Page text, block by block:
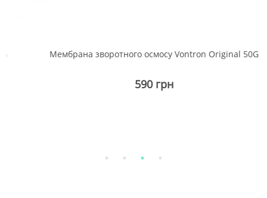
Мембрана зворотного осмосу Vontron Original 50G
590 грн